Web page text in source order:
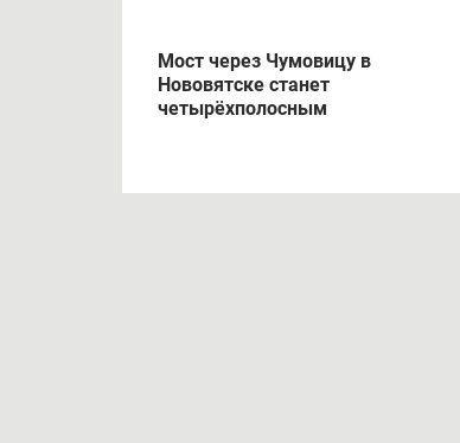
Мост через Чумовицу в
Нововятске станет
четырёхполосным